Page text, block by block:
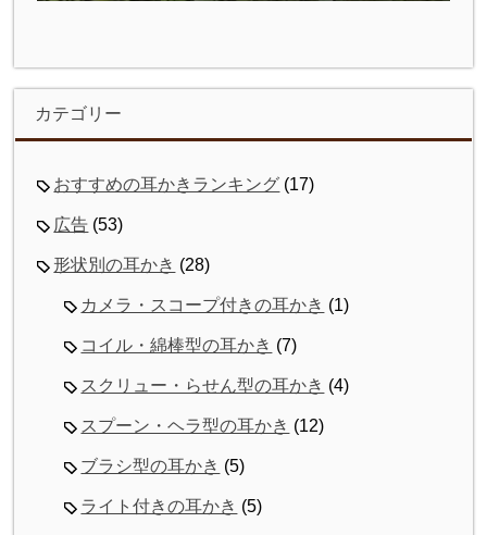
カテゴリー
おすすめの耳かきランキング (17)
広告 (53)
形状別の耳かき (28)
カメラ・スコープ付きの耳かき (1)
コイル・綿棒型の耳かき (7)
スクリュー・らせん型の耳かき (4)
スプーン・ヘラ型の耳かき (12)
ブラシ型の耳かき (5)
ライト付きの耳かき (5)